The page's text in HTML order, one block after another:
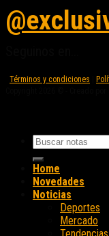
Términos y condiciones
Home
Novedades
Noticias
Deportes
Mercado